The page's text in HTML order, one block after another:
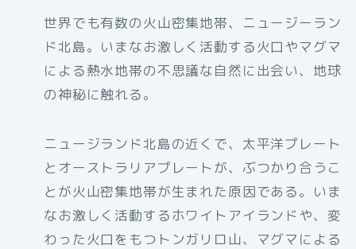
世界でも有数の火山密集地帯、ニュージーラン
ド北島。いまなお激しく活動する火口やマグマ
による熱水地帯の不思議な自然に出会い、地球
の神秘に触れる。
ニュージランド北島の近くで、太平洋プレート
とオーストラリアプレートが、ぶつかり合うこ
とが火山密集地帯が生まれた原因である。いま
なお激しく活動するホワイトアイランドや、変
わった火口をもつトンガリロ山、マグマによる